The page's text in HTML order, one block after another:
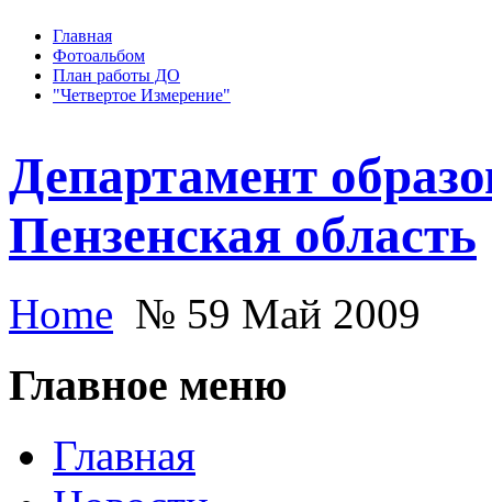
Главная
Фотоальбом
План работы ДО
"Четвертое Измерение"
Департамент
Пензенская область
Home № 59 Май 2009
Главное меню
Главная